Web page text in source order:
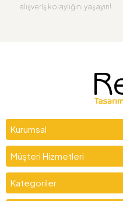
alışveriş kolaylığını yaşayın!
Kurumsal
Müşteri Hizmetleri
Kategoriler